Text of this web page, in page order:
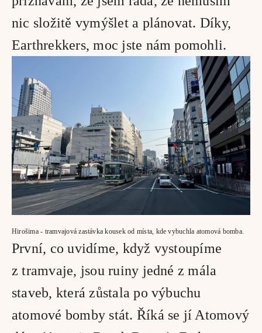
nic složitě vymýšlet a plánovat. Díky,
Earthrekkers, moc jste nám pomohli.
Hirošima - tramvajová zastávka kousek od místa, kde vybuchla atomová bomba.
První, co uvidíme, když vystoupíme
z tramvaje, jsou ruiny jedné z mála
staveb, která zůstala po výbuchu
atomové bomby stát. Říká se jí Atomový